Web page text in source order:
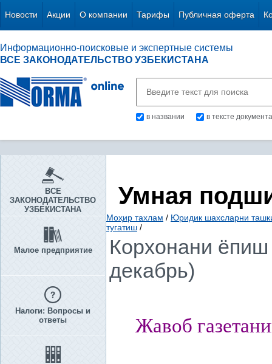
Новости Акции О компании Тарифы Публичная оферта
Информационно-поисковые и экспертные системы
ВСЕ ЗАКОНОДАТЕЛЬСТВО УЗБЕКИСТАНА
в названии в тексте документа
ВСЕ
ЗАКОНОДАТЕЛЬСТВО
УЗБЕКИСТАНА
Малое предприятие
Налоги: Вопросы и
ответы
Умная
Моҳир тахлам / Юридик шахсларни
тугатиш /
Корхонани
декабрь)
Жавоб